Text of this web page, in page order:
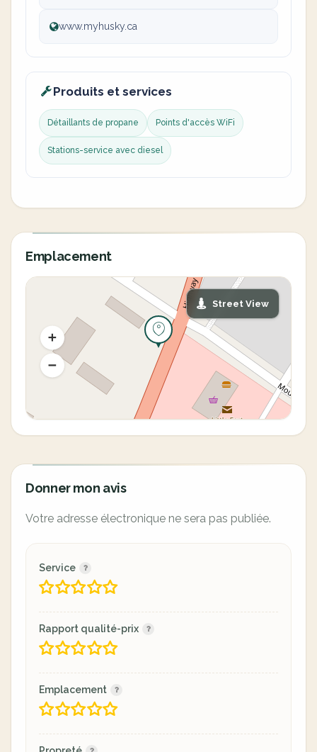
www.myhusky.ca
Produits et services
Détaillants de propane Points d'accès WiFi
Stations-service avec diesel
Emplacement
Street View
Donner mon avis
Votre adresse électronique ne sera pas publiée.
Service
Rapport qualité-prix
Emplacement